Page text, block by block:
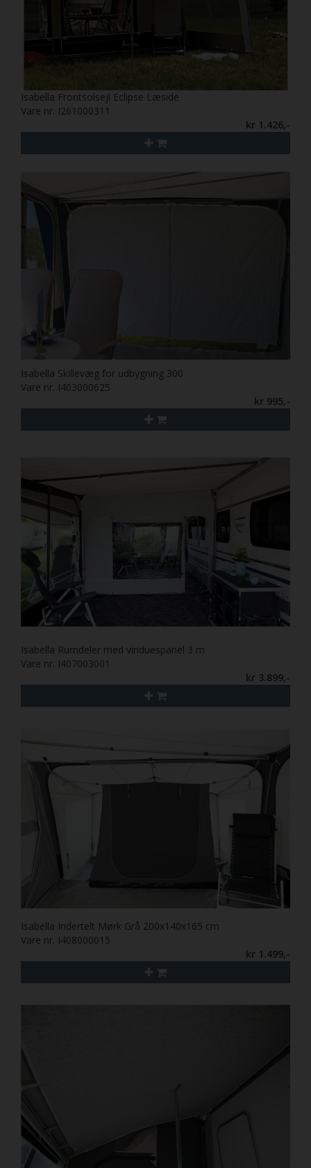
Isabella Frontsolsejl Eclipse Læside
Vare nr. I261000311
kr 1.426,-
Isabella Skillevæg for udbygning 300
Vare nr. I403000625
kr 995,-
Isabella Rumdeler med vinduespanel 3 m
Vare nr. I407003001
kr 3.899,-
Isabella Indertelt Mørk Grå 200x140x165 cm
Vare nr. I408000015
kr 1.499,-